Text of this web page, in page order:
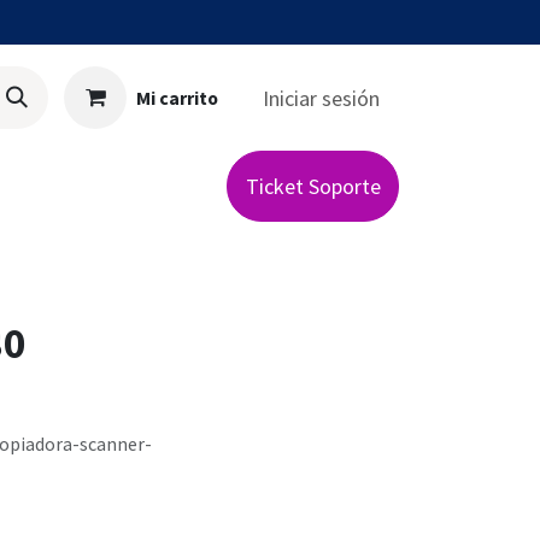
Mi carrito Iniciar sesión
Ticket Soporte
scanner-